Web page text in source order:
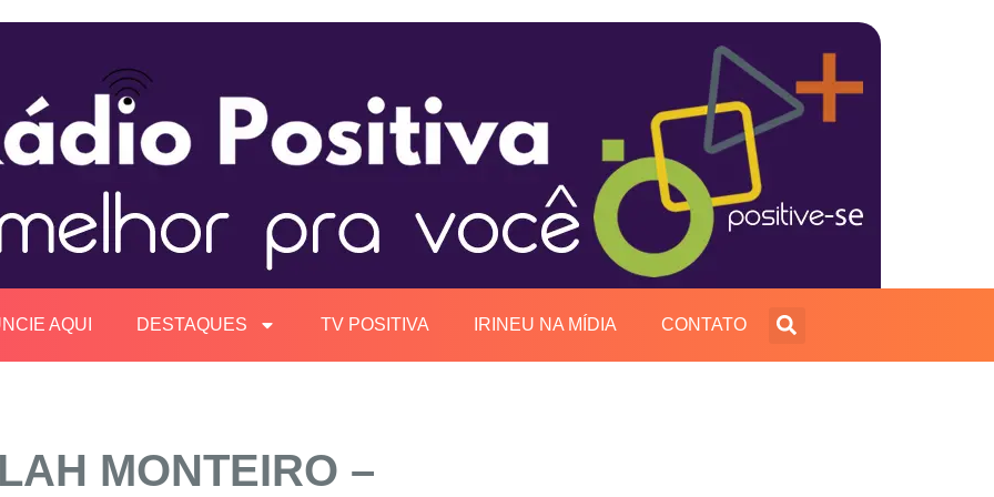
AQUI DESTAQUES TV POSITIVA IRINEU NA MÍDIA CONTATO
MONTEIRO –